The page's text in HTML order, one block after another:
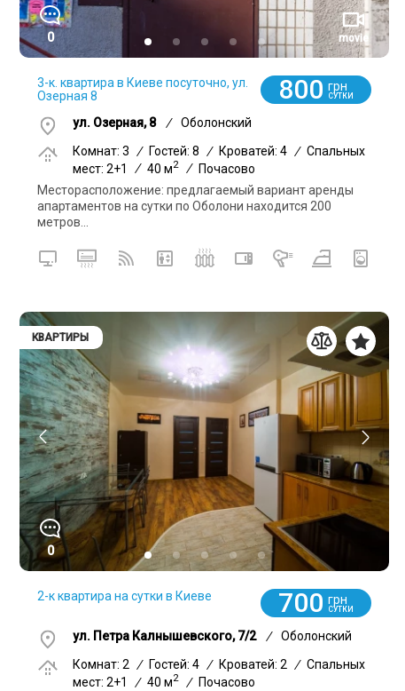
0 movie
3-к. квартира в Киеве посуточно, ул.
Озерная 8
800 грн
СУТКИ
ул. Озерная, 8 /
Оболонский
Комнат: 3
/ Гостей: 8 / Кроватей: 4 / Спальных
мест: 2+1
/ 40 м2 / Почасово
Месторасположение: предлагаемый вариант аренды
апартаментов на сутки по Оболони находится 200
метров...
КВАРТИРЫ
0
2-к квартира на сутки в Киеве 700 грн
СУТКИ
ул. Петра Калнышевского, 7/2 /
Оболонский
Комнат: 2 / Гостей: 4 / Кроватей: 2 / Спальных
мест: 2+1
/ 40 м2 /
Почасово